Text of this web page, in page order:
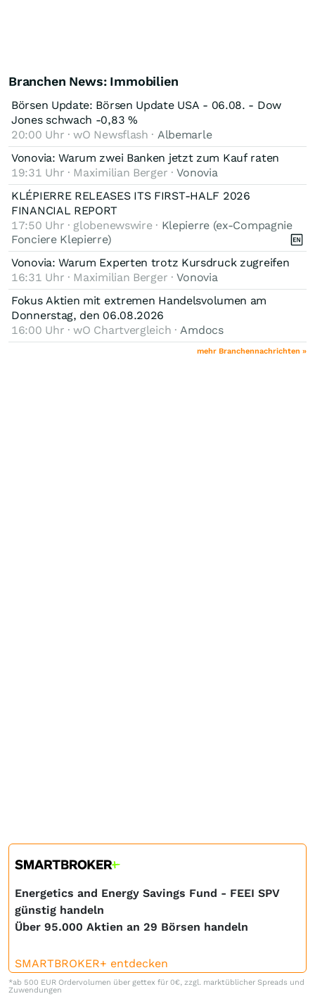
Branchen News: Immobilien
Börsen Update: Börsen Update USA - 06.08. - Dow
Jones schwach -0,83 %
20:00 Uhr · wO Newsflash · Albemarle
Vonovia: Warum zwei Banken jetzt zum Kauf raten
19:31 Uhr · Maximilian Berger ·Vonovia
KLÉPIERRE RELEASES ITS FIRST-HALF 2026
FINANCIAL REPORT
17:50 Uhr · globenewswire · Klepierre (ex-Compagnie
Fonciere Klepierre)
Vonovia: Warum Experten trotz Kursdruck zugreifen
16:31 Uhr · Maximilian Berger ·Vonovia
Fokus Aktien mit extremen Handelsvolumen am
Donnerstag, den 06.08.2026
16:00 Uhr · wO Chartvergleich ·Amdocs
mehr Branchennachrichten »
Energetics and Energy Savings Fund - FEEI SPV
günstig handeln
Über 95.000 Aktien an 29 Börsen handeln
SMARTBROKER+ entdecken
*ab 500 EUR Ordervolumen über gettex für 0€, zzgl. marktüblicher Spreads und
Zuwendungen